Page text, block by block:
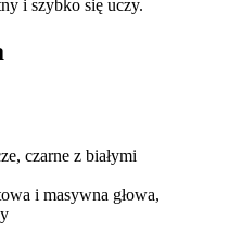
i szybko się uczy.
czarne z białymi
i masywna głowa,